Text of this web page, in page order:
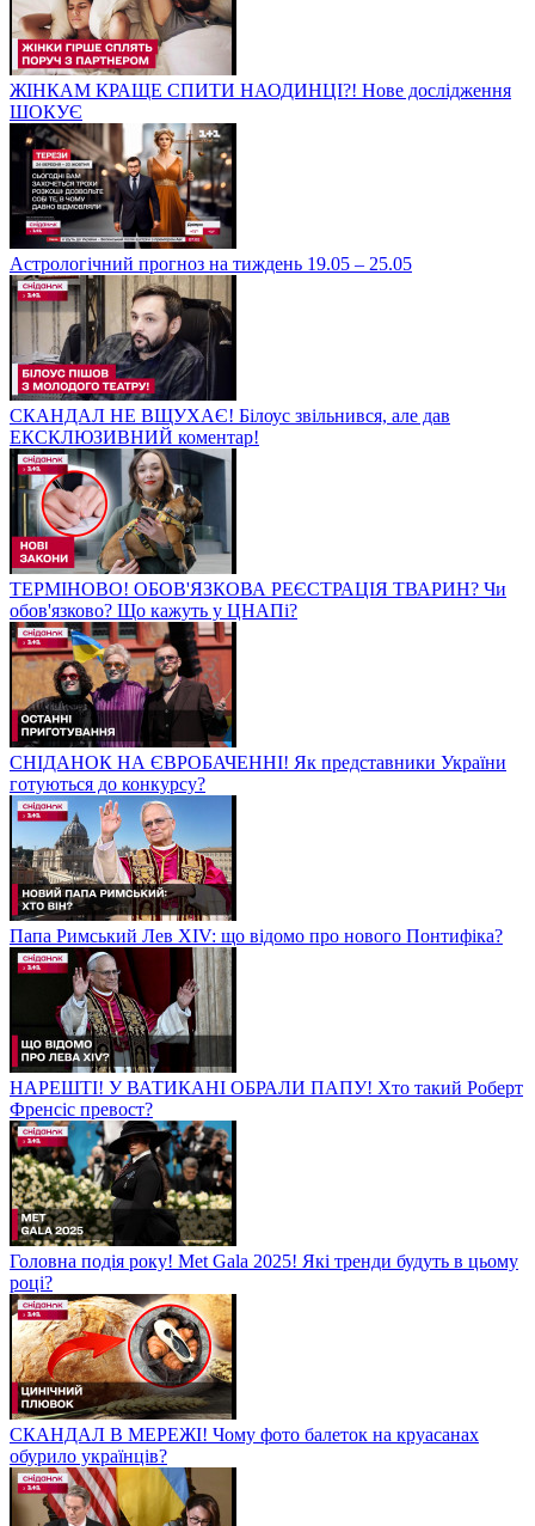
ЖІНКАМ КРАЩЕ СПИТИ НАОДИНЦІ?! Нове дослідження
ШОКУЄ
Астрологічний прогноз на тиждень 19.05 – 25.05
СКАНДАЛ НЕ ВЩУХАЄ! Білоус звільнився, але дав
ЕКСКЛЮЗИВНИЙ коментар!
ТЕРМІНОВО! ОБОВ'ЯЗКОВА РЕЄСТРАЦІЯ ТВАРИН? Чи
обов'язково? Що кажуть у ЦНАПі?
СНІДАНОК НА ЄВРОБАЧЕННІ! Як представники України
готуються до конкурсу?
Папа Римський Лев XIV: що відомо про нового Понтифіка?
НАРЕШТІ! У ВАТИКАНІ ОБРАЛИ ПАПУ! Хто такий Роберт
Френсіс превост?
Головна подія року! Met Gala 2025! Які тренди будуть в цьому
році?
СКАНДАЛ В МЕРЕЖІ! Чому фото балеток на круасанах
обурило українців?